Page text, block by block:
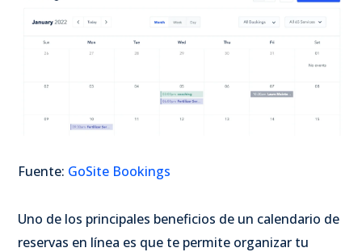
Fuente: GoSite Bookings
Uno de los principales beneficios de un calendario de
reservas en línea es que te permite organizar tu